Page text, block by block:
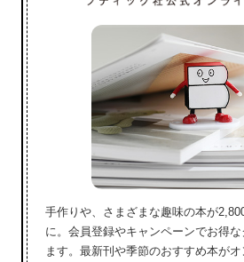
手作りや、さまざまな趣味の本が
に。会員登録やキャンペーンでお得
ます。最新刊や季節のおすすめ本が